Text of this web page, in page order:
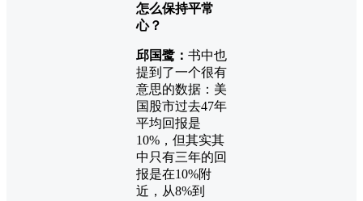
怎么保持平常
心？
邱国鹭： 书中也
提到了一个很有
意思的数据：美
国股市过去47年
平均回报是
10%，但其实其
中只有三年的回
报是在10%附
近，从8%到